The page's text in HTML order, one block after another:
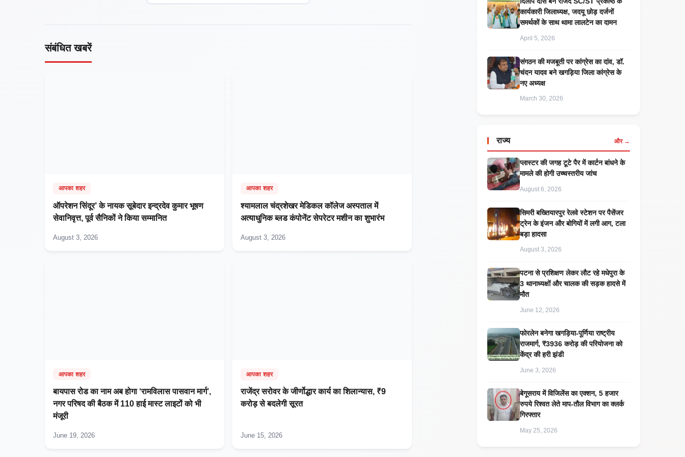
संबंधित खबरें
आपका शहर
ऑपरेशन सिंदूर’ के नायक सूबेदार इन्द्रदेव कुमार भूषण
सेवानिवृत्त, पूर्व सैनिकों ने किया सम्मानित
August 3, 2026
आपका शहर
श्यामलाल चंद्रशेखर मेडिकल कॉलेज अस्पताल में
अत्याधुनिक ब्लड कंपोनेंट सेपरेटर मशीन का शुभारंभ
August 3, 2026
आपका शहर
बायपास रोड का नाम अब होगा ‘रामविलास पासवान मार्ग’,
नगर परिषद की बैठक में 110 हाई मास्ट लाइटों को भी
मंजूरी
June 19, 2026
आपका शहर
राजेंद्र सरोवर के जीर्णोद्धार कार्य का शिलान्यास, ₹9
करोड़ से बदलेगी सूरत
June 15, 2026
कार्यकारी जिलाध्यक्ष, जदयू छोड़ दर्जनों
समर्थकों के साथ थामा लालटेन का दामन
April 5, 2026
संगठन की मजबूती पर कांग्रेस का दांव, डॉ.
चंदन यादव बने खगड़िया जिला कांग्रेस के
नए अध्यक्ष
March 30, 2026
राज्य और →
प्लास्टर की जगह टूटे पैर में कार्टन बांधने के
मामले की होगी उच्चस्तरीय जांच
August 6, 2026
सिमरी बख्तियारपुर रेलवे स्टेशन पर पैसेंजर
ट्रेन के इंजन और बोगियों में लगी आग, टला
बड़ा हादसा
August 3, 2026
पटना से प्रशिक्षण लेकर लौट रहे मधेपुरा के
3 थानाध्यक्षों और चालक की सड़क हादसे में
मौत
June 12, 2026
​फोरलेन बनेगा खगड़िया-पूर्णिया राष्ट्रीय
राजमार्ग, ₹3936 करोड़ की परियोजना को
केंद्र की हरी झंडी
June 3, 2026
बेगूसराय में विजिलेंस का एक्शन, 5 हजार
रुपये रिश्वत लेते माप-तौल विभाग का क्लर्क
गिरफ्तार
May 25, 2026